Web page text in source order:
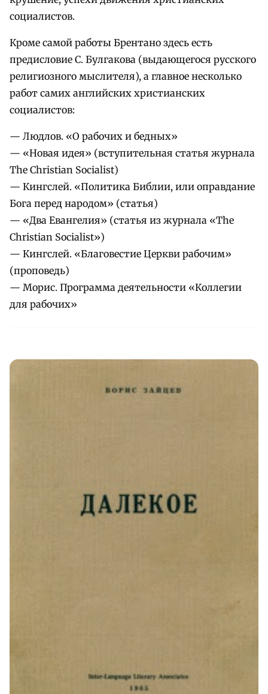
социалистов.
Кроме самой работы Брентано здесь есть
предисловие С. Булгакова (выдающегося русского
религиозного мыслителя), а главное несколько
работ самих английских христианских
социалистов:
— Людлов. «О рабочих и бедных»
— «Новая идея» (вступительная статья журнала
The Christian Socialist)
— Кингслей. «Политика Библии, или оправдание
Бога перед народом» (статья)
— «Два Евангелия» (статья из журнала «The
Christian Socialist»)
— Кингслей. «Благовестие Церкви рабочим»
(проповедь)
— Морис. Программа деятельности «Коллегии
для рабочих»